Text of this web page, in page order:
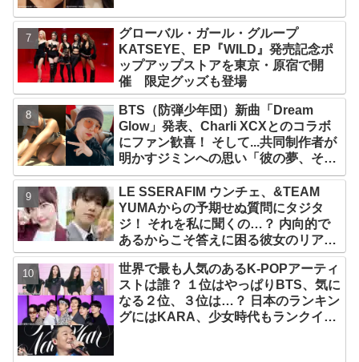
グローバル・ガール・グループ
KATSEYE、EP『WILD』発売記念ポ
ップアップストアを東京・原宿で開
催 限定グッズも登場
BTS（防弾少年団）新曲「Dream
Glow」発表、Charli XCXとのコラボ
にファン歓喜！ そして...共同制作者が
明かすジミンへの思い「彼の夢、そし
て彼の絶望から生まれた歌」
LE SSERAFIM ウンチェ、&TEAM
YUMAからの予期せぬ質問にタジタ
ジ！ それを私に聞くの…？ 内向的で
あるからこそ答えに困る彼女のリアク
ションがかわいすぎる
世界で最も人気のあるK-POPアーティ
ストは誰？ １位はやっぱりBTS、気に
なる２位、３位は…？ 日本のランキン
グにはKARA、少女時代もランクイ